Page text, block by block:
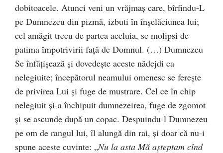
dobitoacele. Atunci veni un vrăjmaş care, bîrfindu-L
pe Dumnezeu din pizmă, izbuti în înşelăciunea lui;
cel amăgit trecu de partea aceluia, se molipsi de
patima împotrivirii faţă de Domnul. (…) Dumnezeu
Se înfăţişează şi dovedeşte aceste nădejdi ca
nelegiuite; începătorul neamului omenesc se fereşte
de privirea Lui şi fuge de mustrare. Cel ce în chip
nelegiuit şi-a închipuit dumnezeirea, fuge de zgomot
şi se ascunde după un copac. Despuindu-l Dumnezeu
pe om de rangul lui, îl alungă din rai, şi doar că nu-i
spune aceste cuvinte: „Nu la asta Mă aşteptam cînd